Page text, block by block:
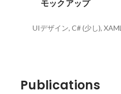
モックアップ
UIデザイン, C# (少し), XAML
Publications